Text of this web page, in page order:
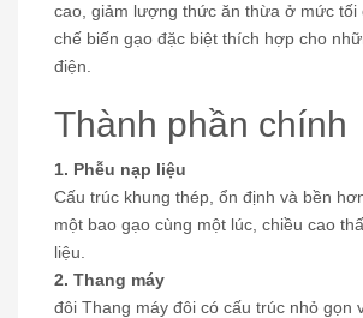
cao, giảm lượng thức ăn thừa ở mức tối
chế biến gạo đặc biệt thích hợp cho
điện.
Thành phần chính
1. Phễu nạp liệu
Cấu trúc khung thép, ổn định và bền
một bao gạo cùng một lúc, chiều cao
liệu.
2. Thang máy
đôi Thang máy đôi có cấu trúc nhỏ gọn